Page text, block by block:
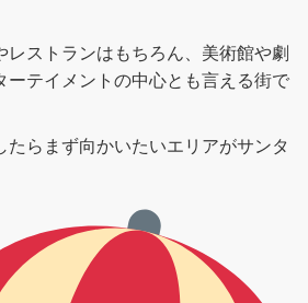
レストランはもちろん、美術館や劇
ーテイメントの中心とも言える街で
たらまず向かいたいエリアがサンタ